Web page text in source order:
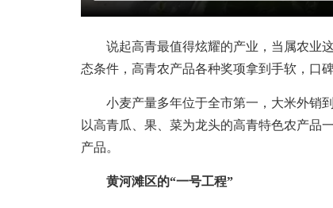
说起高青最值得炫耀的产业，当属农业这
态条件，高青农产品各种奖项拿到手软，口
小麦产量多年位于全市第一，大米外销到
以高青瓜、果、菜为龙头的高青特色农产品
产品。
黄河滩区的“一号工程”